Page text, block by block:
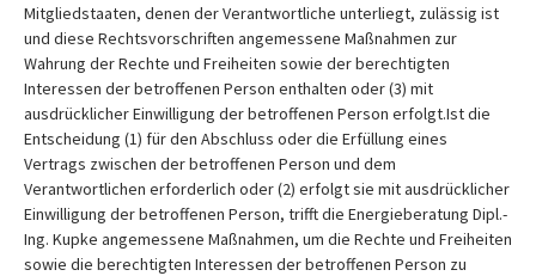
Mitgliedstaaten, denen der Verantwortliche unterliegt, zulässig ist
und diese Rechtsvorschriften angemessene Maßnahmen zur
Wahrung der Rechte und Freiheiten sowie der berechtigten
Interessen der betroffenen Person enthalten oder (3) mit
ausdrücklicher Einwilligung der betroffenen Person erfolgt.Ist die
Entscheidung (1) für den Abschluss oder die Erfüllung eines
Vertrags zwischen der betroffenen Person und dem
Verantwortlichen erforderlich oder (2) erfolgt sie mit ausdrücklicher
Einwilligung der betroffenen Person, trifft die Energieberatung Dipl.-
Ing. Kupke angemessene Maßnahmen, um die Rechte und Freiheiten
sowie die berechtigten Interessen der betroffenen Person zu